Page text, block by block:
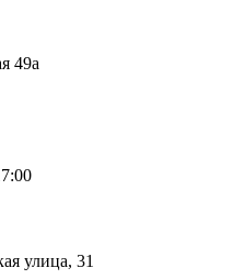
49а
улица, 31